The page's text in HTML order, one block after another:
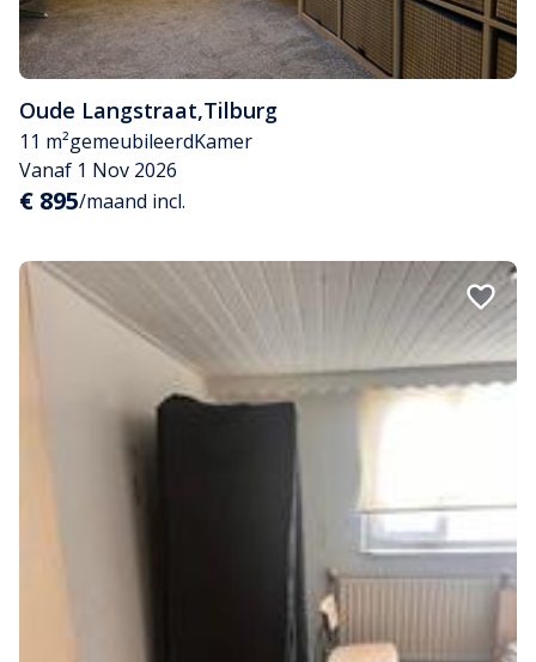
Oude Langstraat,Tilburg
11 m²gemeubileerdKamer
Vanaf 1 Nov 2026
€ 895/maand incl.